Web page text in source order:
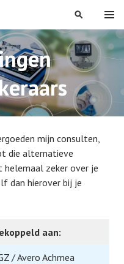
MENU
ZOEKEN
mijn consulten,
die alternatieve
helemaal zeker over je
dan hierover bij je
aan:
/ Avero Achmea